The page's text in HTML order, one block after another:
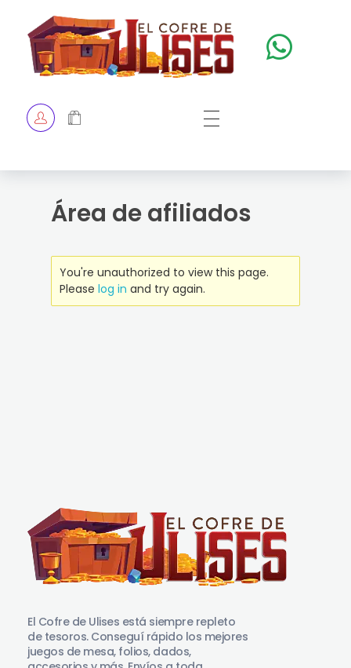
TIENDA
Área de afiliados
You're unauthorized to view this page.
Please log in and try again.
El Cofre de Ulises está siempre repleto
de tesoros. Conseguí rápido los mejores
juegos de mesa, folios, dados,